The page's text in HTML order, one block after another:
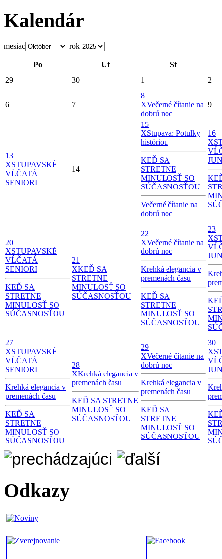
Kalendár
mesiac rok
Po Ut
St
29
30 1 2
6 7
8
XVečerné čítanie na
dobrú noc
9
13
XSTUPAVSKÉ
VĹČATÁ
SENIORI
14
15
XStupava: Potulky
históriou
KEĎ SA
STRETNE
MINULOSŤ SO
SÚČASNOSŤOU
Večerné čítanie na
dobrú noc
16
X
20
XSTUPAVSKÉ
VĹČATÁ
SENIORI
KEĎ SA
STRETNE
MINULOSŤ SO
SÚČASNOSŤOU
21
XKEĎ SA
STRETNE
MINULOSŤ SO
SÚČASNOSŤOU
22
XVečerné čítanie na
dobrú noc
Krehká elegancia v
premenách času
KEĎ SA
STRETNE
MINULOSŤ SO
SÚČASNOSŤOU
23
X
27
XSTUPAVSKÉ
VĹČATÁ
SENIORI
Krehká elegancia v
premenách času
KEĎ SA
STRETNE
MINULOSŤ SO
SÚČASNOSŤOU
28
XKrehká elegancia v
premenách času
KEĎ SA STRETNE
MINULOSŤ SO
SÚČASNOSŤOU
29
XVečerné čítanie na
dobrú noc
Krehká elegancia v
premenách času
KEĎ SA
STRETNE
MINULOSŤ SO
SÚČASNOSŤOU
30
X
Odkazy